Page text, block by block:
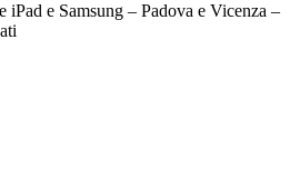
e Samsung – Padova e Vicenza –